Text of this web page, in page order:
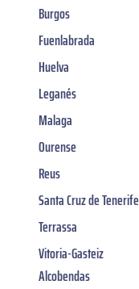
Burgos
Fuenlabrada
Huelva
Leganés
Malaga
Ourense
Reus
Santa Cruz de Tenerife
Terrassa
Vitoria-Gasteiz
Alcobendas